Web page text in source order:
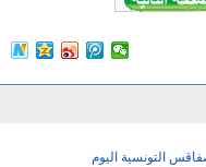
التونسية اليوم